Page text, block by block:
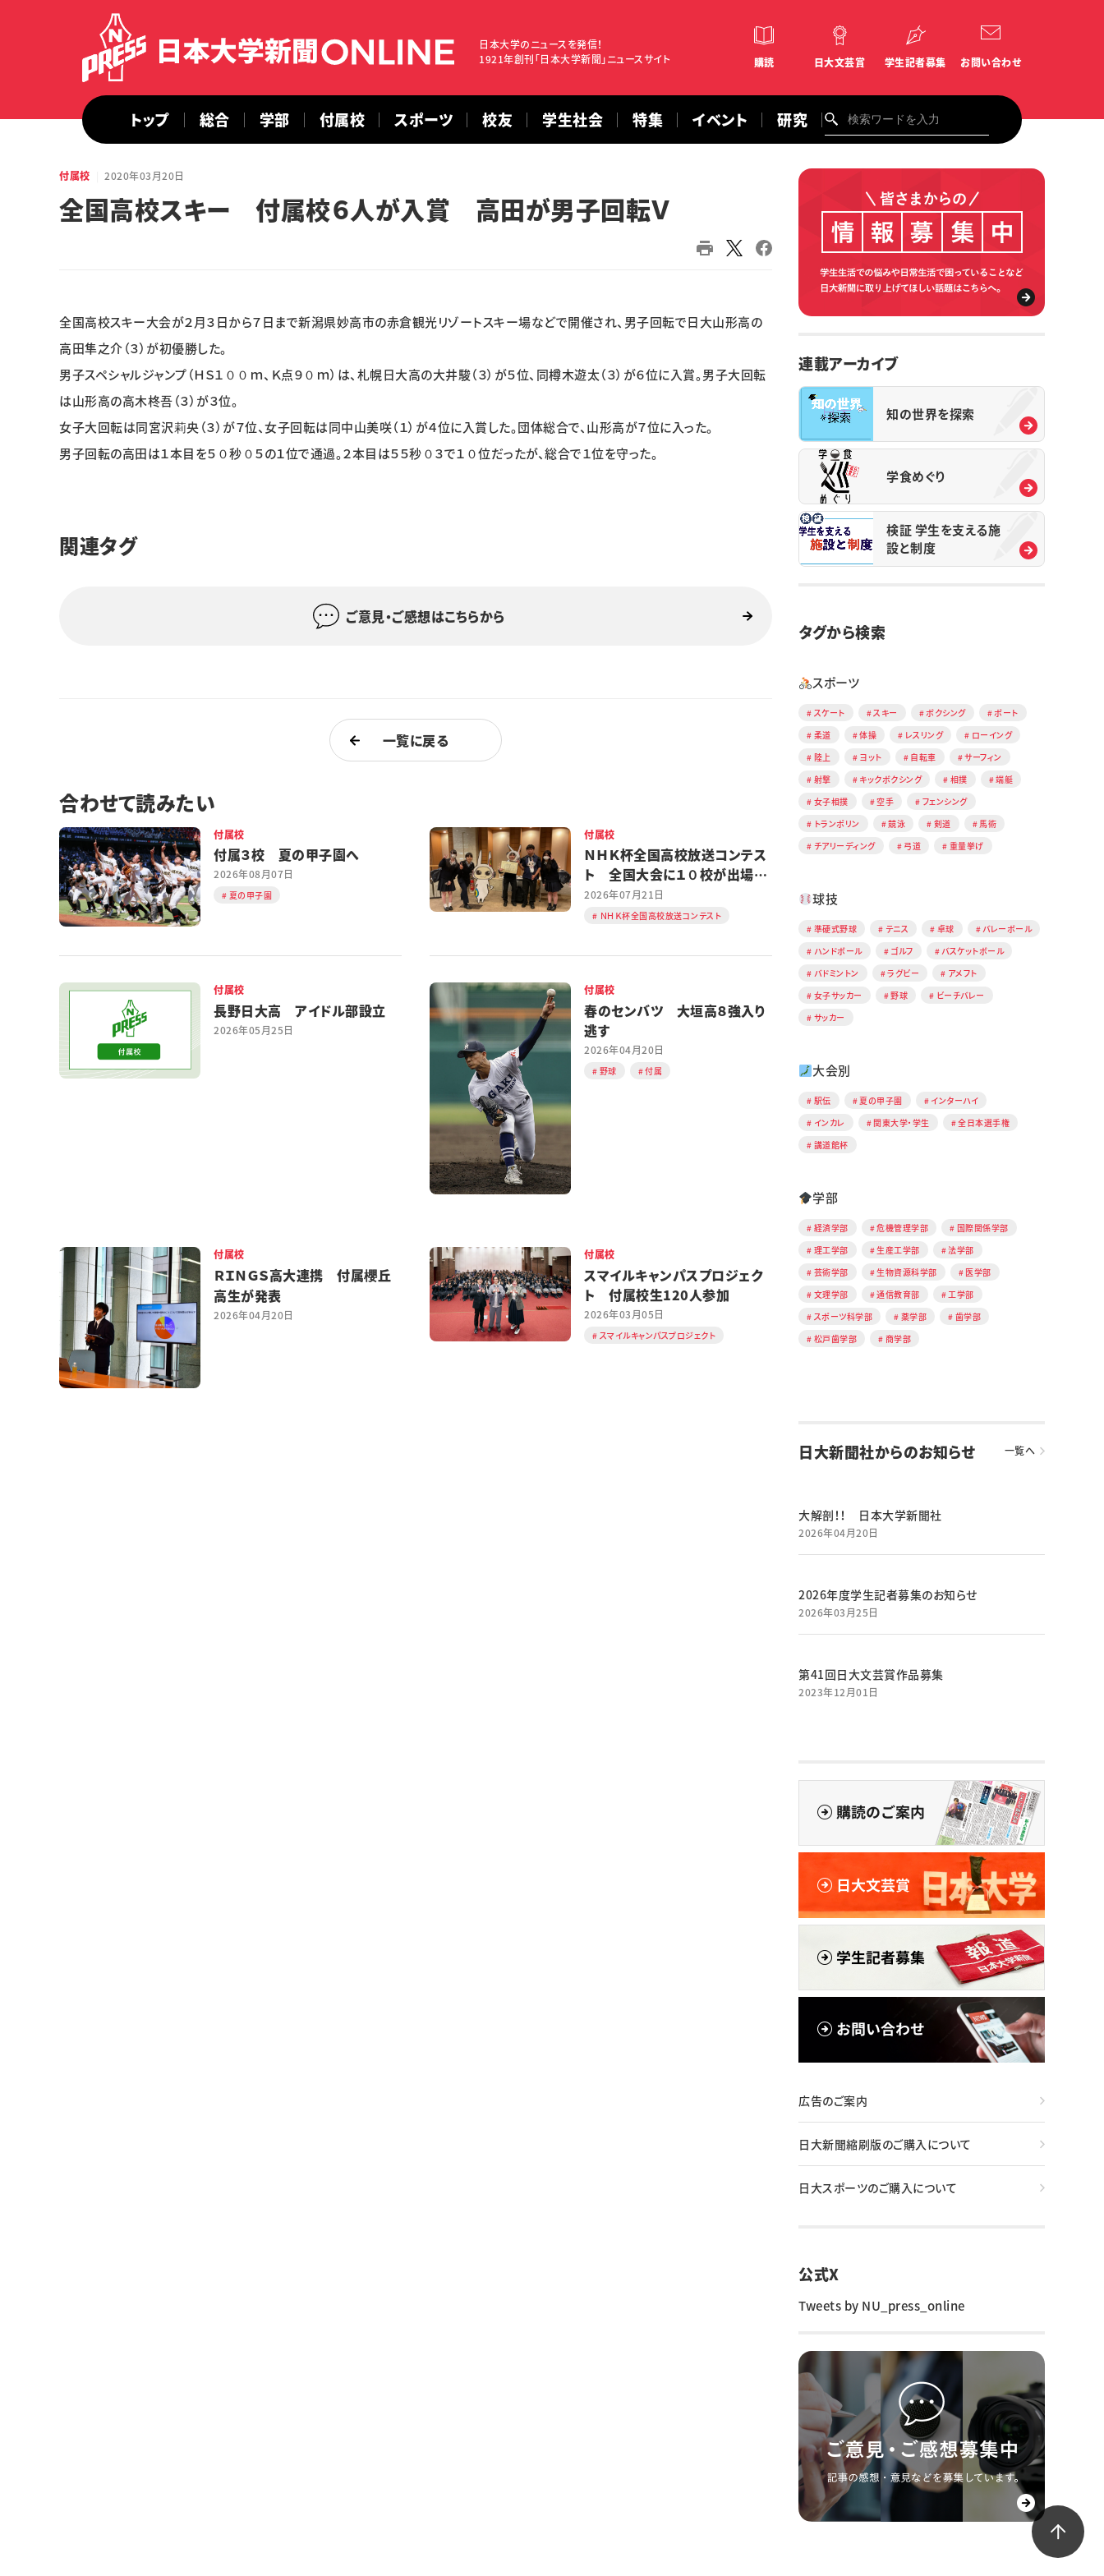
日本大学のニュースを発信！
1921年創刊「日本大学新聞」ニュースサイト
購読 日大文芸賞 学生記者募集 お問い合わせ
トップ 総合 学部 付属校 スポーツ 校友 学生社会 特集 イベント 研究
付属校 2020年03月20日
全国高校スキー 付属校６人が入賞 高田が男子回転Ｖ
全国高校スキー大会が２月３日から７日まで新潟県妙高市の赤倉観光リゾートスキー場などで開催され、男子回転で日大山形高の
高田隼之介（３）が初優勝した。
男子スペシャルジャンプ（ＨＳ１００ｍ、Ｋ点９０ｍ）は、札幌日大高の大井駿（３）が５位、同樽木遊太（３）が６位に入賞。男子大回転
は山形高の高木柊吾（３）が３位。
女子大回転は同宮沢莉央（３）が７位、女子回転は同中山美咲（１）が４位に入賞した。団体総合で、山形高が７位に入った。
男子回転の高田は１本目を５０秒０５の１位で通過。２本目は５５秒０３で１０位だったが、総合で１位を守った。
関連タグ
ご意見・ご感想はこちらから
一覧に戻る
合わせて読みたい
付属校
付属３校 夏の甲子園へ
2026年08月07日
夏の甲子園
付属校
ＮＨＫ杯全国高校放送コンテス
ト 全国大会に１０校が出場決
める
2026年07月21日
ＮＨＫ杯全国高校放送コンテスト
付属校
長野日大高 アイドル部設立
2026年05月25日
付属校
春のセンバツ 大垣高８強入り
逃す
2026年04月20日
野球 付属
付属校
ＲＩＮＧＳ高大連携 付属櫻丘
高生が発表
2026年04月20日
付属校
スマイルキャンパスプロジェク
ト 付属校生120人参加
2026年03月05日
スマイルキャンパスプロジェクト
連載アーカイブ
知の世界を探索
学食めぐり
検証 学生を支える施
設と制度
タグから検索
スポーツ
スケート スキー ボクシング
ボート
柔道
体操 レスリング
ローイング
陸上
ヨット 自転車
サーフィン
射撃
キックボクシング 相撲
端艇
女子相撲
空手
フェンシング
トランポリン
競泳 剣道
馬術
チアリーディング
弓道 重量挙げ
球技
準硬式野球 テニス 卓球
バレーボール
ハンドボール
ゴルフ
バスケットボール
バドミントン
ラグビー
アメフト
女子サッカー
野球
ビーチバレー
サッカー
大会別
駅伝 夏の甲子園
インターハイ
インカレ
関東大学・学生
全日本選手権
講道館杯
学部
経済学部 危機管理学部
国際関係学部
理工学部
生産工学部
法学部
芸術学部
生物資源科学部
医学部
文理学部
通信教育部
工学部
スポーツ科学部
薬学部
歯学部
松戸歯学部
商学部
日大新聞社からのお知らせ 一覧へ
大解剖！！ 日本大学新聞社
2026年04月20日
2026年度学生記者募集のお知らせ
2026年03月25日
第41回日大文芸賞作品募集
2023年12月01日
広告のご案内
日大新聞縮刷版のご購入について
日大スポーツのご購入について
公式X
Tweets by NU_press_online